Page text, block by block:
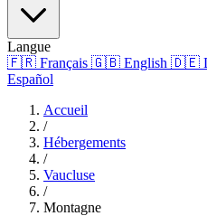
Langue
🇫🇷 Français 🇬🇧 English 🇩🇪
Español
Accueil
/
Hébergements
/
Vaucluse
/
Montagne